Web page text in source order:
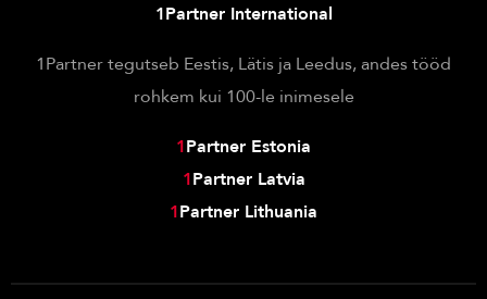
1Partner International
1Partner tegutseb Eestis, Lätis ja Leedus, andes tööd
rohkem kui 100-le inimesele
1Partner Estonia
1Partner Latvia
1Partner Lithuania